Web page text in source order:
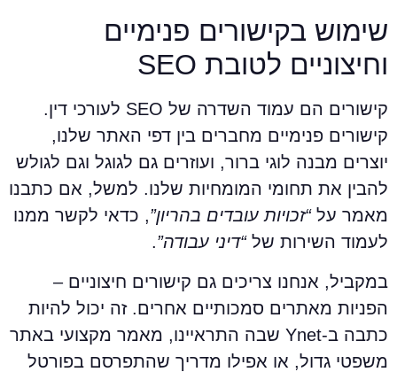
שימוש בקישורים פנימיים
וחיצוניים לטובת SEO
קישורים הם עמוד השדרה של SEO לעורכי דין.
קישורים פנימיים מחברים בין דפי האתר שלנו,
יוצרים מבנה לוגי ברור, ועוזרים גם לגוגל וגם לגולש
להבין את תחומי המומחיות שלנו. למשל, אם כתבנו
מאמר על“זכויות עובדים בהריון”, כדאי לקשר ממנו
לעמוד השירות של“דיני עבודה”.
במקביל, אנחנו צריכים גם קישורים חיצוניים –
הפניות מאתרים סמכותיים אחרים. זה יכול להיות
כתבה ב-Ynet שבה התראיינו, מאמר מקצועי באתר
משפטי גדול, או אפילו מדריך שהתפרסם בפורטל